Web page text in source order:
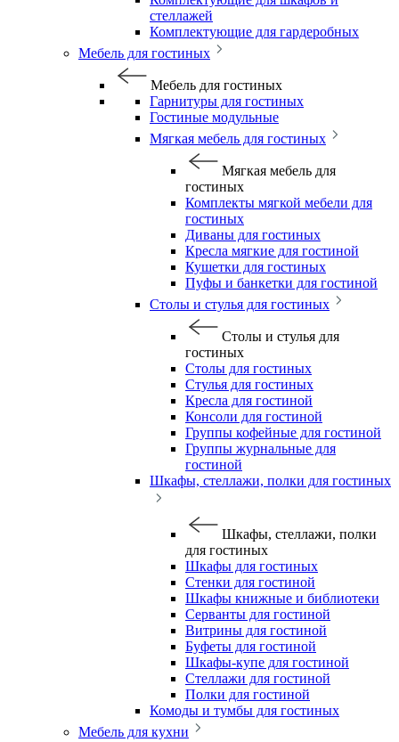
стеллажей
Комплектующие для гардеробных
Мебель для гостиных
Мебель для гостиных
Гарнитуры для гостиных
Гостиные модульные
Мягкая мебель для гостиных
Мягкая мебель для
гостиных
Комплекты мягкой мебели для
гостиных
Диваны для гостиных
Кресла мягкие для гостиной
Кушетки для гостиных
Пуфы и банкетки для гостиной
Столы и стулья для гостиных
Столы и стулья для
гостиных
Столы для гостиных
Стулья для гостиных
Кресла для гостиной
Консоли для гостиной
Группы кофейные для гостиной
Группы журнальные для
гостиной
Шкафы, стеллажи, полки для гостиных
Шкафы, стеллажи, полки
для гостиных
Шкафы для гостиных
Стенки для гостиной
Шкафы книжные и библиотеки
Серванты для гостиной
Витрины для гостиной
Буфеты для гостиной
Шкафы-купе для гостиной
Стеллажи для гостиной
Полки для гостиной
Комоды и тумбы для гостиных
Мебель для кухни